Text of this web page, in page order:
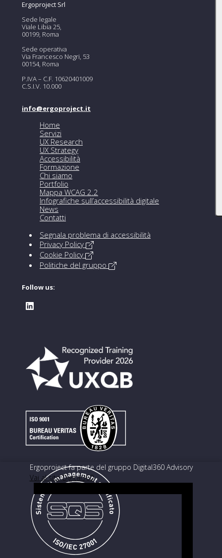
Ergoproject Srl
Sede legale
Viale Libia 25,
00199, Roma
Sede operativa
Via Francesco Negri, 53
00154, Roma
P.IVA – C.F. 10620401009
C.S.I.V. 10.000
info@ergoproject.it
Home
Servizi
UX Research
UX Strategy
Accessibilità
Formazione
Chi siamo
Portfolio
Mappa WCAG 2.2
Infografiche sull’accessibilità digitale
News
Contatti
Segnala problema di accessibilità
Privacy Policy
Cookie Policy
Politiche del gruppo
Follow us:
Ergoproject fa parte del gruppo Digital360 Advisory
Vai al sito Digital360